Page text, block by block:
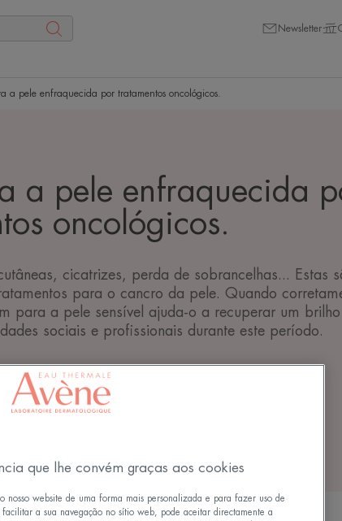
Newsletter
a pele enfraquecida por tratamentos oncológicos.
a pele enfraquecida
oncológicos.
cicatrizes, perda de sobrancelhas... Estas
para o cancro da pele. Quando
para a pele sensível ajuda-o a recuperar um brilho
sociais e profissionais durante este período.
10/24, validado por
utilizar para o seu tipo de pele?
que lhe convém graças aos cookies
website de uma forma mais personalizada e para fazer uso de
a sua navegação no sítio web, pode aceitar directamente a